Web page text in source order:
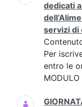
dedicati
servizi di
Per
entro le
MODULO